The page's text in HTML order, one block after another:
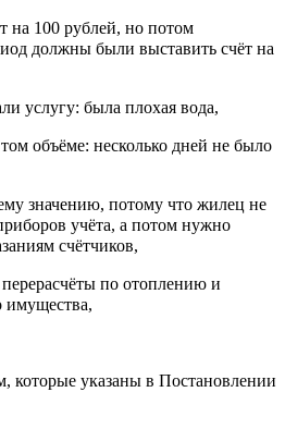
на 100 рублей, но потом
должны были выставить счёт на
услугу: была плохая вода,
объёме: несколько дней не было
значению, потому что жилец не
учёта, а потом нужно
счётчиков,
по отоплению и
имущества,
которые указаны в Постановлении